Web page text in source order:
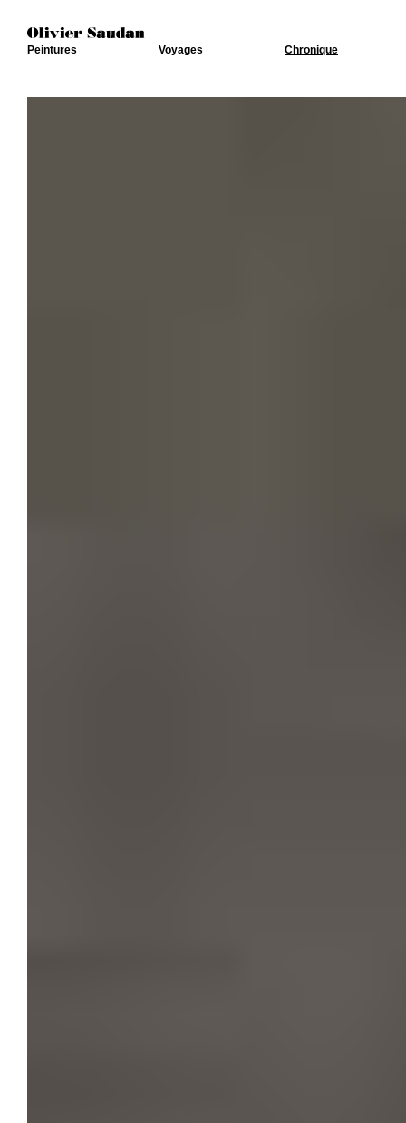
Peintures Voyages Chronique